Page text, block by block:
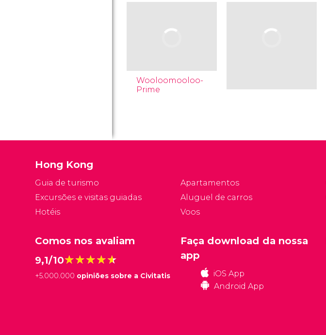
Wooloomooloo-
Prime
Hong Kong
Guia de turismo
Excursões e visitas guiadas
Hotéis
Apartamentos
Aluguel de carros
Voos
Comos nos avaliam
9,1/10★★★★★
★★★★★
+5.000.000 opiniões sobre a Civitatis
Faça download da nossa
app
iOS App
Android App